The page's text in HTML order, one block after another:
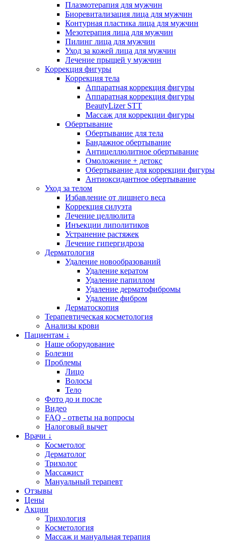
Плазмотерапия для мужчин
Биоревитализация лица для мужчин
Контурная пластика лица для мужчин
Мезотерапия лица для мужчин
Пилинг лица для мужчин
Уход за кожей лица для мужчин
Лечение прыщей у мужчин
Коррекция фигуры
Коррекция тела
Аппаратная коррекция фигуры
Аппаратная коррекция фигуры
BeautyLizer STT
Массаж для коррекции фигуры
Обертывание
Обертывание для тела
Бандажное обертывание
Антицеллюлитное обертывание
Омоложение + детокс
Обертывание для коррекции фигуры
Антиоксидантное обертывание
Уход за телом
Избавление от лишнего веса
Коррекция силуэта
Лечение целлюлита
Инъекции липолитиков
Устранение растяжек
Лечение гипергидроза
Дерматология
Удаление новообразований
Удаление кератом
Удаление папиллом
Удаление дерматофибромы
Удаление фибром
Дерматоскопия
Терапевтическая косметология
Анализы крови
Пациентам ↓
Наше оборудование
Болезни
Проблемы
Лицо
Волосы
Тело
Фото до и после
Видео
FAQ - ответы на вопросы
Налоговый вычет
Врачи ↓
Косметолог
Дерматолог
Трихолог
Массажист
Мануальный терапевт
Отзывы
Цены
Акции
Трихология
Косметология
Массаж и мануальная терапия